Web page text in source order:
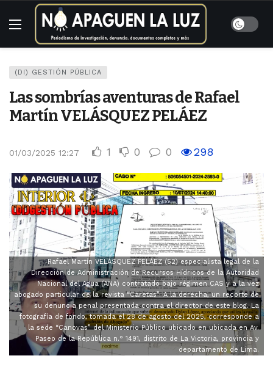
(DI) GESTIÓN PÚBLICA
Las sombrías aventuras de Rafael
Martín VELÁSQUEZ PELÁEZ
01/03/2025 12:27 1 0 0 298
Rafael Martín VELÁSQUEZ PELÁEZ (52) especialista legal de la
Dirección de Administración de Recursos Hídricos de la Autoridad
Nacional del Agua (ANA) contratado bajo régimen CAS y a la vez
abogado particular de la revista “Caretas”. A la derecha, un recorte de
su denuncia penal presentada contra el director de este blog. La
fotografía de fondo, tomada el 28 de agosto del 2025, corresponde a
la sede “Canovas” del Ministerio Público ubicado en ubicada en Av.
Paseo de la República n.° 1491, distrito de La Victoria, provincia y
departamento de Lima.